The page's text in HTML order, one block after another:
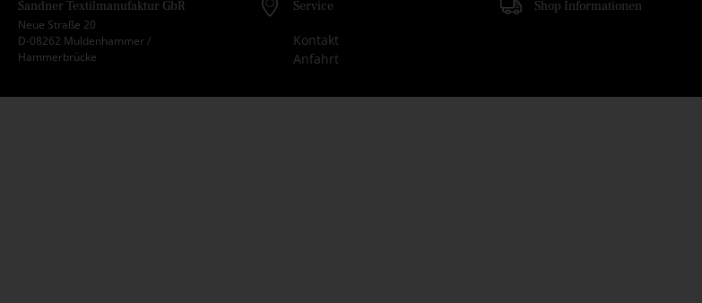
Sandner Textilmanufaktur GbR
Neue Straße 20
D-08262 Muldenhammer /
Hammerbrücke
Service
Kontakt
Anfahrt
Shop Informationen